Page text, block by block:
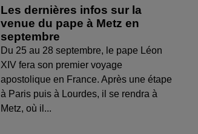
Les dernières infos sur la
venue du pape à Metz en
septembre
Du 25 au 28 septembre, le pape Léon
XIV fera son premier voyage
apostolique en France. Après une étape
à Paris puis à Lourdes, il se rendra à
Metz, où il...